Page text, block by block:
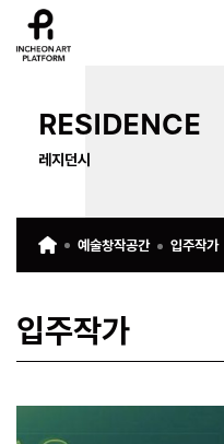
RESIDENCE
레지던시
예술창작공간 입주작가
입주작가